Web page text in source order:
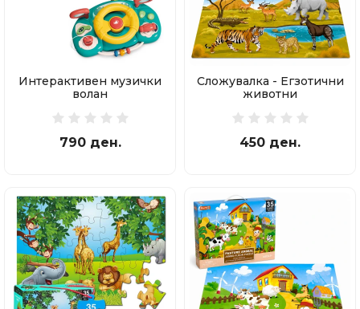
Интерактивен музички
волан
790 ден.
Сложувалка - Егзотични
животни
450 ден.